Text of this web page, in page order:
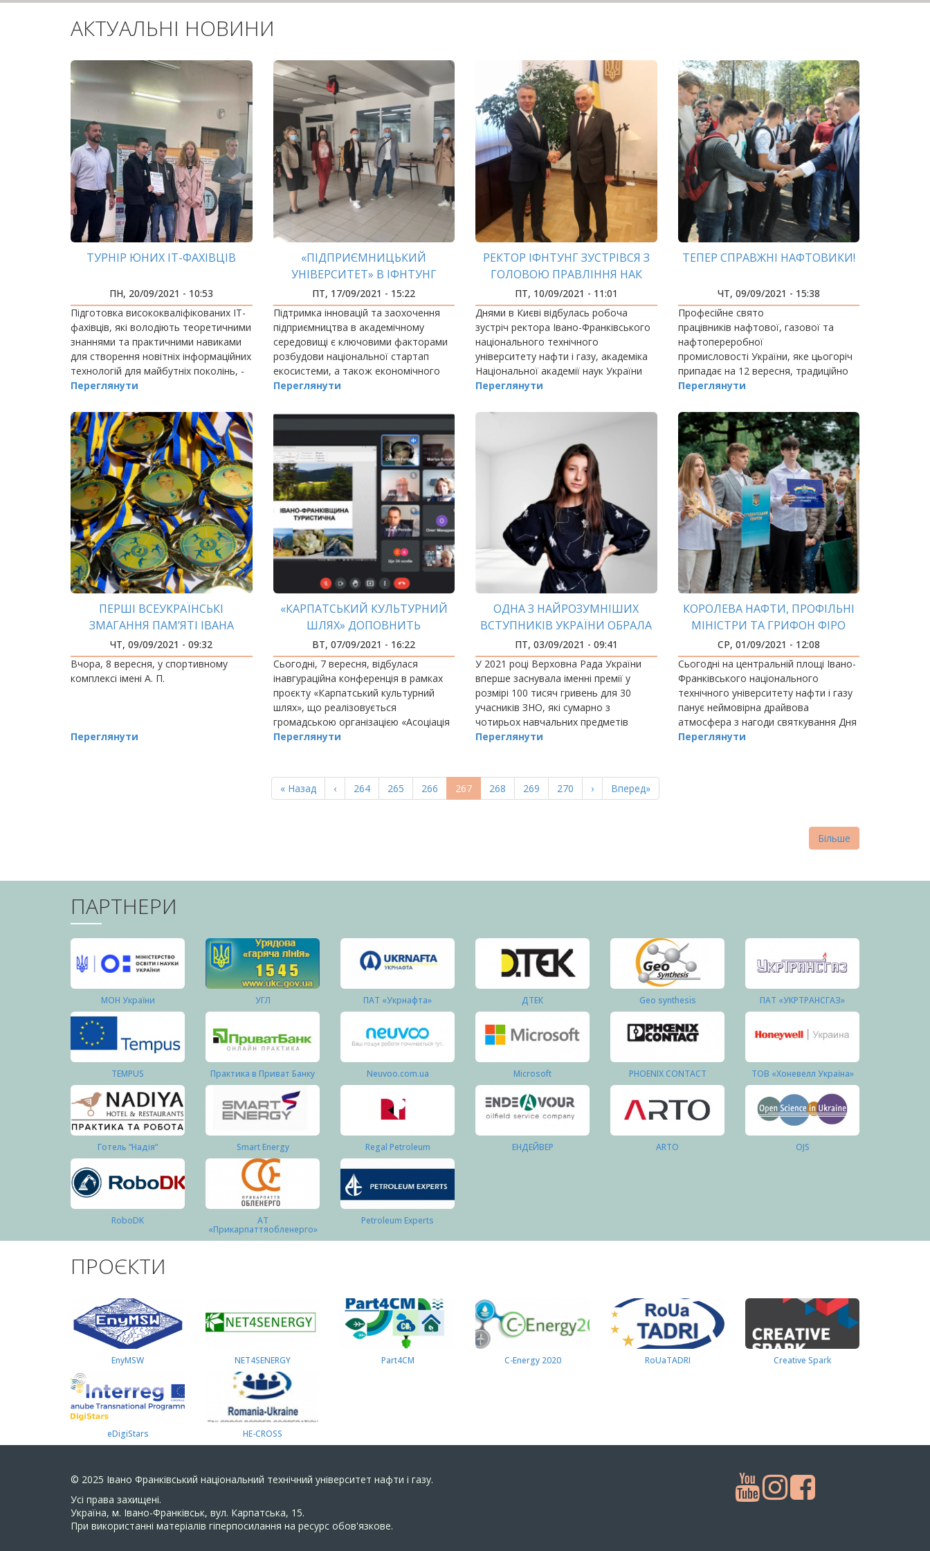
АКТУАЛЬНІ НОВИНИ
ТУРНІР ЮНИХ ІТ-ФАХІВЦІВ
ПН, 20/09/2021 - 10:53
Підготовка висококваліфікованих ІТ-
фахівців, які володіють теоретичними
знаннями та практичними навиками
для створення новітніх інформаційних
технологій для майбутніх поколінь, -
одне з найважливіших завдань
Переглянути
«ПІДПРИЄМНИЦЬКИЙ
УНІВЕРСИТЕТ» В ІФНТУНГ
ПТ, 17/09/2021 - 15:22
Підтримка інновацій та заохочення
підприємництва в академічному
середовищі є ключовими факторами
розбудови національної стартап
екосистеми, а також економічного
розвитку країни.
Переглянути
РЕКТОР ІФНТУНГ ЗУСТРІВСЯ З
ГОЛОВОЮ ПРАВЛІННЯ НАК
«НАФТОГАЗ УКРАЇНИ» ЮРІЄМ
ВІТРЕНКОМ
ПТ, 10/09/2021 - 11:01
Днями в Києві відбулась робоча
зустріч ректора Івано-Франківського
національного технічного
університету нафти і газу, академіка
Національної академії наук України
Євстахія
Переглянути
ТЕПЕР СПРАВЖНІ НАФТОВИКИ!
ЧТ, 09/09/2021 - 15:38
Професійне свято
працівників нафтової, газової та
нафтопереробної
промисловості України, яке цьогоріч
припадає на 12 вересня, традиційно
відзначили в Івано-Франківському
університеті нафти і газу.
Переглянути
ПЕРШІ ВСЕУКРАЇНСЬКІ
ЗМАГАННЯ ПАМ’ЯТІ ІВАНА
ШАРОГО СТАРТУВАЛИ В
ІФНТУНГ
ЧТ, 09/09/2021 - 09:32
Вчора, 8 вересня, у спортивному
комплексі імені А. П.
Переглянути
«КАРПАТСЬКИЙ КУЛЬТУРНИЙ
ШЛЯХ» ДОПОВНИТЬ
ЄВРОПЕЙСЬКУ ПАЛІТРУ
КУЛЬТУРНИХ МАРШРУТІВ
ВТ, 07/09/2021 - 16:22
Сьогодні, 7 вересня, відбулася
інавгураційна конференція в рамках
проєкту «Карпатський культурний
шлях», що реалізовується
громадською організацією «Асоціація
економічного розвитку Івано-
Переглянути
ОДНА З НАЙРОЗУМНІШИХ
ВСТУПНИКІВ УКРАЇНИ ОБРАЛА
ДЛЯ НАВЧАННЯ ІФНТУНГ!
ПТ, 03/09/2021 - 09:41
У 2021 році Верховна Рада України
вперше заснувала іменні премії у
розмірі 100 тисяч гривень для 30
учасників ЗНО, які сумарно з
чотирьох навчальних предметів
отримають не менше ніж 790 балів,
Переглянути
КОРОЛЕВА НАФТИ, ПРОФІЛЬНІ
МІНІСТРИ ТА ГРИФОН ФІРО
ЗАВІТАЛИ НА ДЕНЬ ЗНАНЬ ДО
ІФНТУНГ
СР, 01/09/2021 - 12:08
Сьогодні на центральній площі Івано-
Франківського національного
технічного університету нафти і газу
панує неймовірна драйвова
атмосфера з нагоди святкування Дня
знань та урочистої посвяти
Переглянути
Перша
сторінка
« Назад
Попередня
сторінка
‹ Page
264 Page
265 Page
266
Поточна
сторінка
267 Page
268 Page
269 Page
270
Наступна
сторінка
›
Остання
сторінка
Вперед»
Більше
ПАРТНЕРИ
МОН України УГЛ ПАТ «Укрнафта» ДТЕК Geo synthesis ПАТ «УКРТРАНСГАЗ»
TEMPUS Практика в Приват Банку Neuvoo.com.ua Microsoft PHOENIX CONTACT ТОВ «Хоневелл Україна»
Готель “Надія” Smart Energy Regal Petroleum ЕНДЕЙВЕР ARTO OJS
RoboDK АТ
«Прикарпаттяобленерго»
Petroleum Experts
ПРОЄКТИ
EnyMSW NET4SENERGY Part4СМ C-Energy 2020 RoUaTADRI Creative Spark
eDigiStars HE-CROSS
© 2025 Івано Франківський національний технічний університет нафти і газу.
Усi права захищенi.
Україна, м. Івано-Франківськ, вул. Карпатська, 15.
При використанні матеріалів гіперпосилання на ресурс обов'язкове.